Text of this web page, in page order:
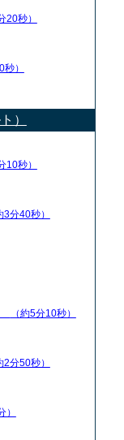
20秒）
秒）
）
10秒）
3分40秒）
（約5分10秒）
2分50秒）
）